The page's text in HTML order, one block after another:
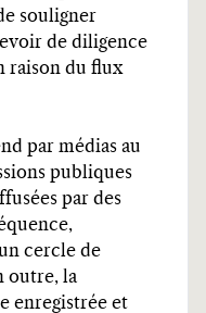
souligner
de diligence
raison du flux
par médias au
publiques
par des
cercle de
outre, la
enregistrée et